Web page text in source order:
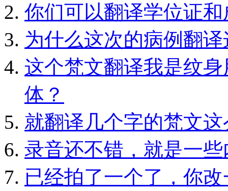
你们可以翻译学位证
为什么这次的病例翻
这个梵文翻译我是纹
体？
就翻译几个字的梵文
录音还不错，就是一
已经拍了一个了，你